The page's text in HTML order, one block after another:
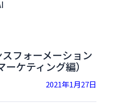
フォーメーション
ケティング編）
2021年1月27日